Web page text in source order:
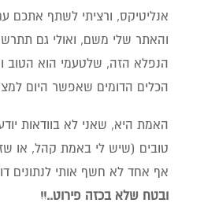
אנליטיקס, ורציתי לשתף אתכם
והאתר שלי משם, ואולי גם
הנפלא הזה, שלטעמי הוא הטוב
הכלים הדומים שאפשר היום
האמת היא, שאני לא בוודאות
טובים (שיש לי באמת קהל, או
אף אחד לא חשף אותי לנתונים
ובטח שלא בכזה פירוט..!!